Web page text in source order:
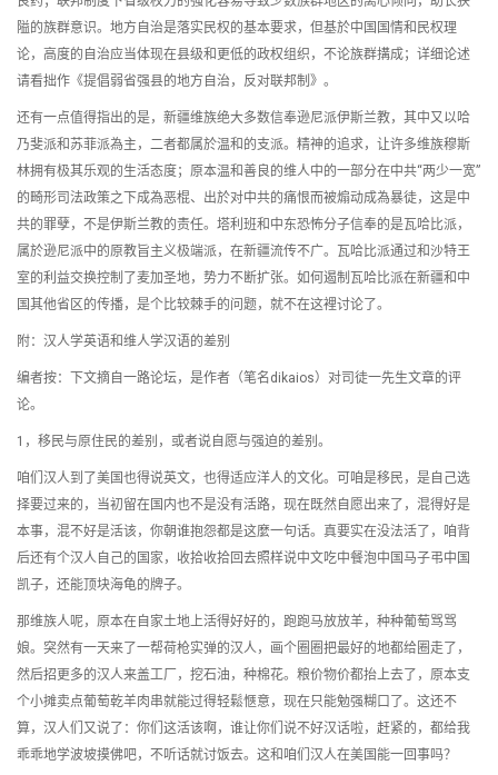
隘的族群意识。地方自治是落实民权的基本要求，但基於中国国情和民权理
论，高度的自治应当体现在县级和更低的政权组织，不论族群搆成；详细论述
请看拙作《提倡弱省强县的地方自治，反对联邦制》。
还有一点值得指出的是，新疆维族绝大多数信奉逊尼派伊斯兰教，其中又以哈
乃斐派和苏菲派為主，二者都属於温和的支派。精神的追求，让许多维族穆斯
林拥有极其乐观的生活态度；原本温和善良的维人中的一部分在中共“两少一宽”
的畸形司法政策之下成為恶棍、出於对中共的痛恨而被煽动成為暴徒，这是中
共的罪孽，不是伊斯兰教的责任。塔利班和中东恐怖分子信奉的是瓦哈比派，
属於逊尼派中的原教旨主义极端派，在新疆流传不广。瓦哈比派通过和沙特王
室的利益交换控制了麦加圣地，势力不断扩张。如何遏制瓦哈比派在新疆和中
国其他省区的传播，是个比较棘手的问题，就不在这裡讨论了。
附：汉人学英语和维人学汉语的差别
编者按：下文摘自一路论坛，是作者（笔名dikaios）对司徒一先生文章的评
论。
1，移民与原住民的差别，或者说自愿与强迫的差别。
咱们汉人到了美国也得说英文，也得适应洋人的文化。可咱是移民，是自己选
择要过来的，当初留在国内也不是没有活路，现在既然自愿出来了，混得好是
本事，混不好是活该，你朝谁抱怨都是这麼一句话。真要实在没法活了，咱背
后还有个汉人自己的国家，收拾收拾回去照样说中文吃中餐泡中国马子弔中国
凯子，还能顶块海龟的牌子。
那维族人呢，原本在自家土地上活得好好的，跑跑马放放羊，种种葡萄骂骂
娘。突然有一天来了一帮荷枪实弹的汉人，画个圈圈把最好的地都给圈走了，
然后招更多的汉人来盖工厂，挖石油，种棉花。粮价物价都抬上去了，原本支
个小摊卖点葡萄乾羊肉串就能过得轻鬆愜意，现在只能勉强糊口了。这还不
算，汉人们又说了：你们这活该啊，谁让你们说不好汉话啦，赶紧的，都给我
乖乖地学波坡摸佛吧，不听话就讨饭去。这和咱们汉人在美国能一回事吗？